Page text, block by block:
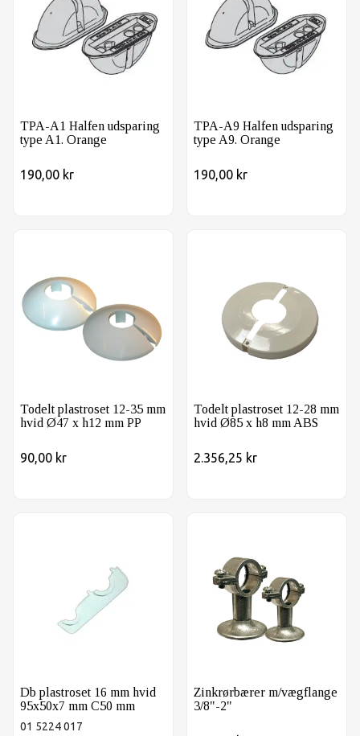
TPA-A1 Halfen udsparing
type A1. Orange
190,00 kr
TPA-A9 Halfen udsparing
type A9. Orange
190,00 kr
Todelt plastroset 12-35 mm
hvid Ø47 x h12 mm PP
90,00 kr
Todelt plastroset 12-28 mm
hvid Ø85 x h8 mm ABS
2.356,25 kr
Db plastroset 16 mm hvid
95x50x7 mm C50 mm
01 5224 017
Zinkrørbærer m/vægflange
3/8"-2"